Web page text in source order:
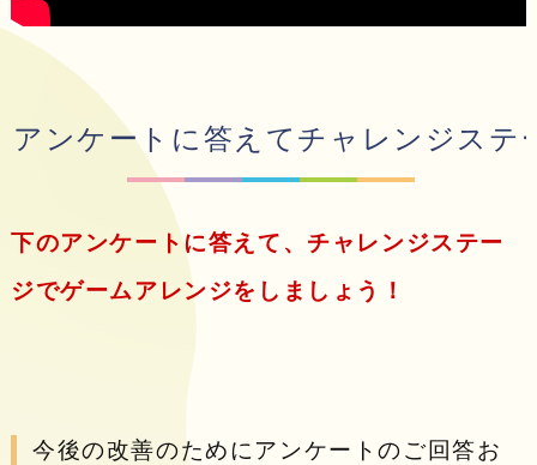
アンケートに答えてチャレンジステ
下のアンケートに答えて、チャレンジステー
ジでゲームアレンジをしましょう！
今後の改善のためにアンケートのご回答お